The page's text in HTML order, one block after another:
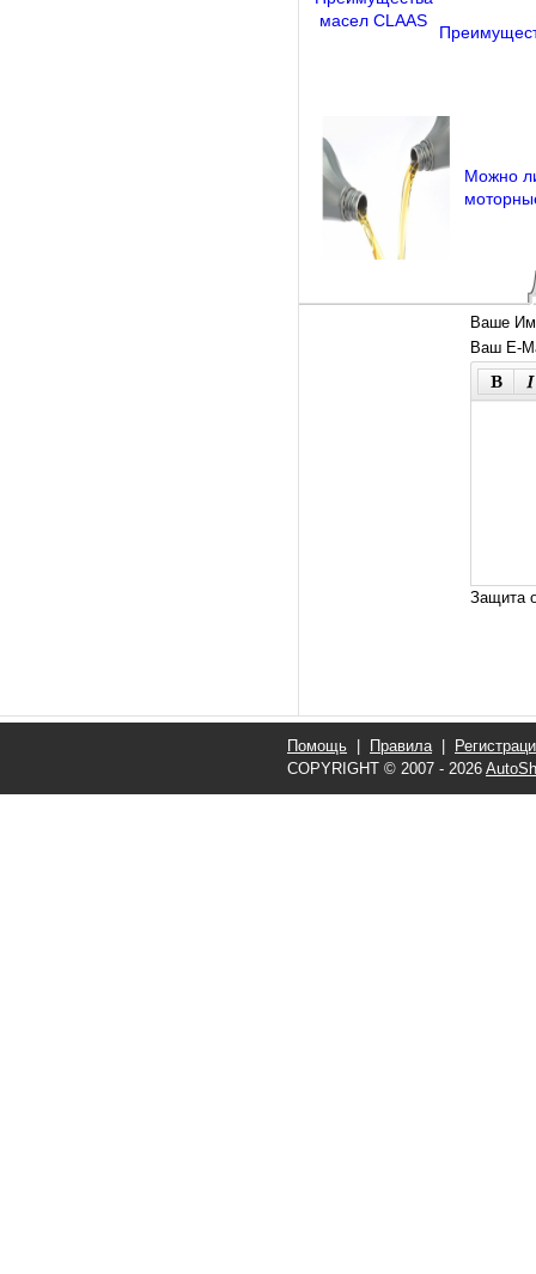
Можно
Ваше
Ваш E-
Защита
Помощь Правила|
COPYRIGHT © 2007 - 2026